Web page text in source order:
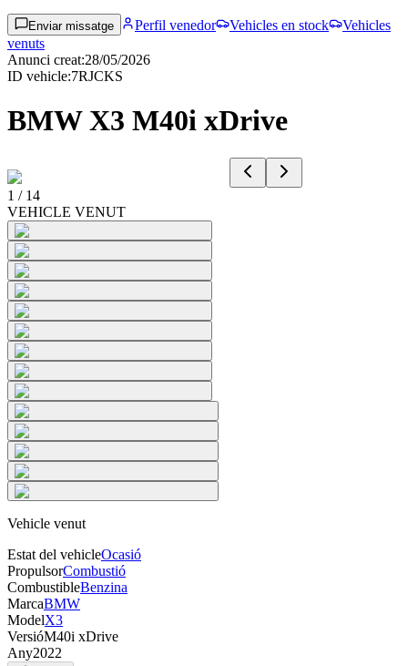
Enviar missatge Perfil venedor Vehicles en stock
Vehicles
venuts
Anunci creat:28/05/2026
ID vehicle:7RJCKS
BMW X3 M40i xDrive
1 / 14
VEHICLE VENUT
Vehicle venut
Estat del vehicleOcasió
PropulsorCombustió
CombustibleBenzina
MarcaBMW
ModelX3
VersióM40i xDrive
Any2022